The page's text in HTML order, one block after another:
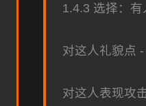
1.4.3 选择：
对这人礼貌点
对这人表现攻